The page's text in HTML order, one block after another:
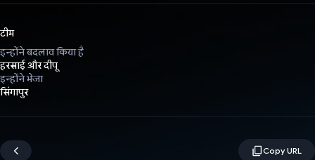
टीम
इन्होंने बदलाव किया है
हरसाई और दीपू
इन्होंने भेजा
सिंगापुर